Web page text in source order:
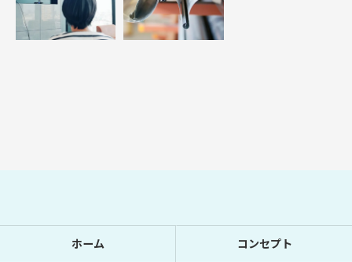
ホーム コンセプト